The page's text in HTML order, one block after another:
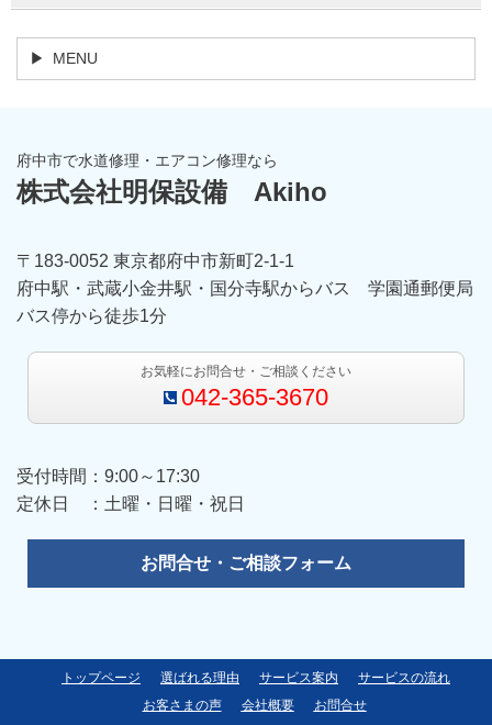
MENU
府中市で水道修理・エアコン修理なら
株式会社明保設備 Akiho
〒183-0052 東京都府中市新町2-1-1
府中駅・武蔵小金井駅・国分寺駅からバス 学園通郵便局
バス停から徒歩1分
お気軽にお問合せ・ご相談ください
042-365-3670
受付時間：9:00～17:30
定休日 ：土曜・日曜・祝日
お問合せ・ご相談フォーム
トップページ 選ばれる理由 サービス案内
サービスの流れ
お客さまの声
会社概要 お問合せ